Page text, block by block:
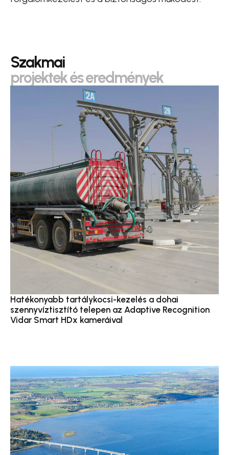
Szakmai
projektek és eredmények
Hatékonyabb tartálykocsi-kezelés a dohai
szennyvíztisztító telepen az Adaptive Recognition
Vidar Smart HDx kameráival